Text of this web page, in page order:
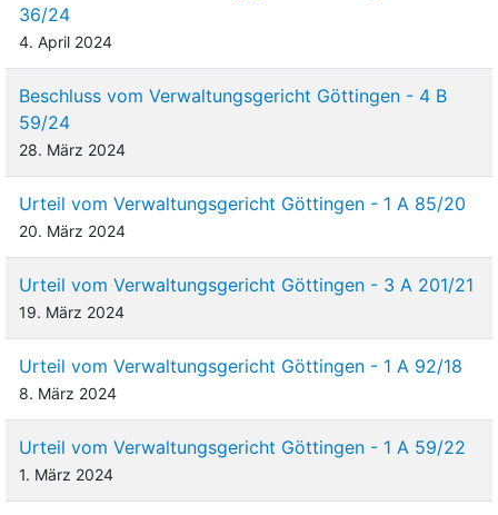
36/24
4. April 2024
Beschluss vom Verwaltungsgericht Göttingen - 4 B
59/24
28. März 2024
Urteil vom Verwaltungsgericht Göttingen - 1 A 85/20
20. März 2024
Urteil vom Verwaltungsgericht Göttingen - 3 A 201/21
19. März 2024
Urteil vom Verwaltungsgericht Göttingen - 1 A 92/18
8. März 2024
Urteil vom Verwaltungsgericht Göttingen - 1 A 59/22
1. März 2024